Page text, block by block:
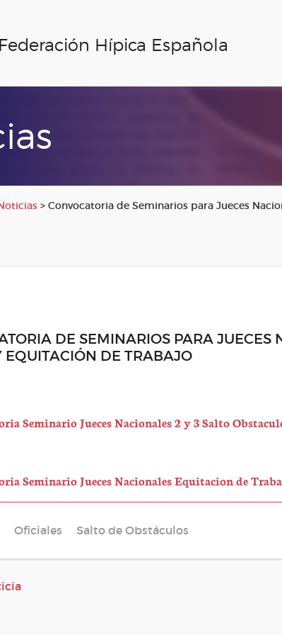
Hípica Española
> Convocatoria de Seminarios para Jueces
DE SEMINARIOS PARA JUECES
EQUITACIÓN DE TRABAJO
Seminario Jueces Nacionales 2 y 3 Salto
Seminario Jueces Nacionales Equitacion de
Oficiales Salto de Obstáculos